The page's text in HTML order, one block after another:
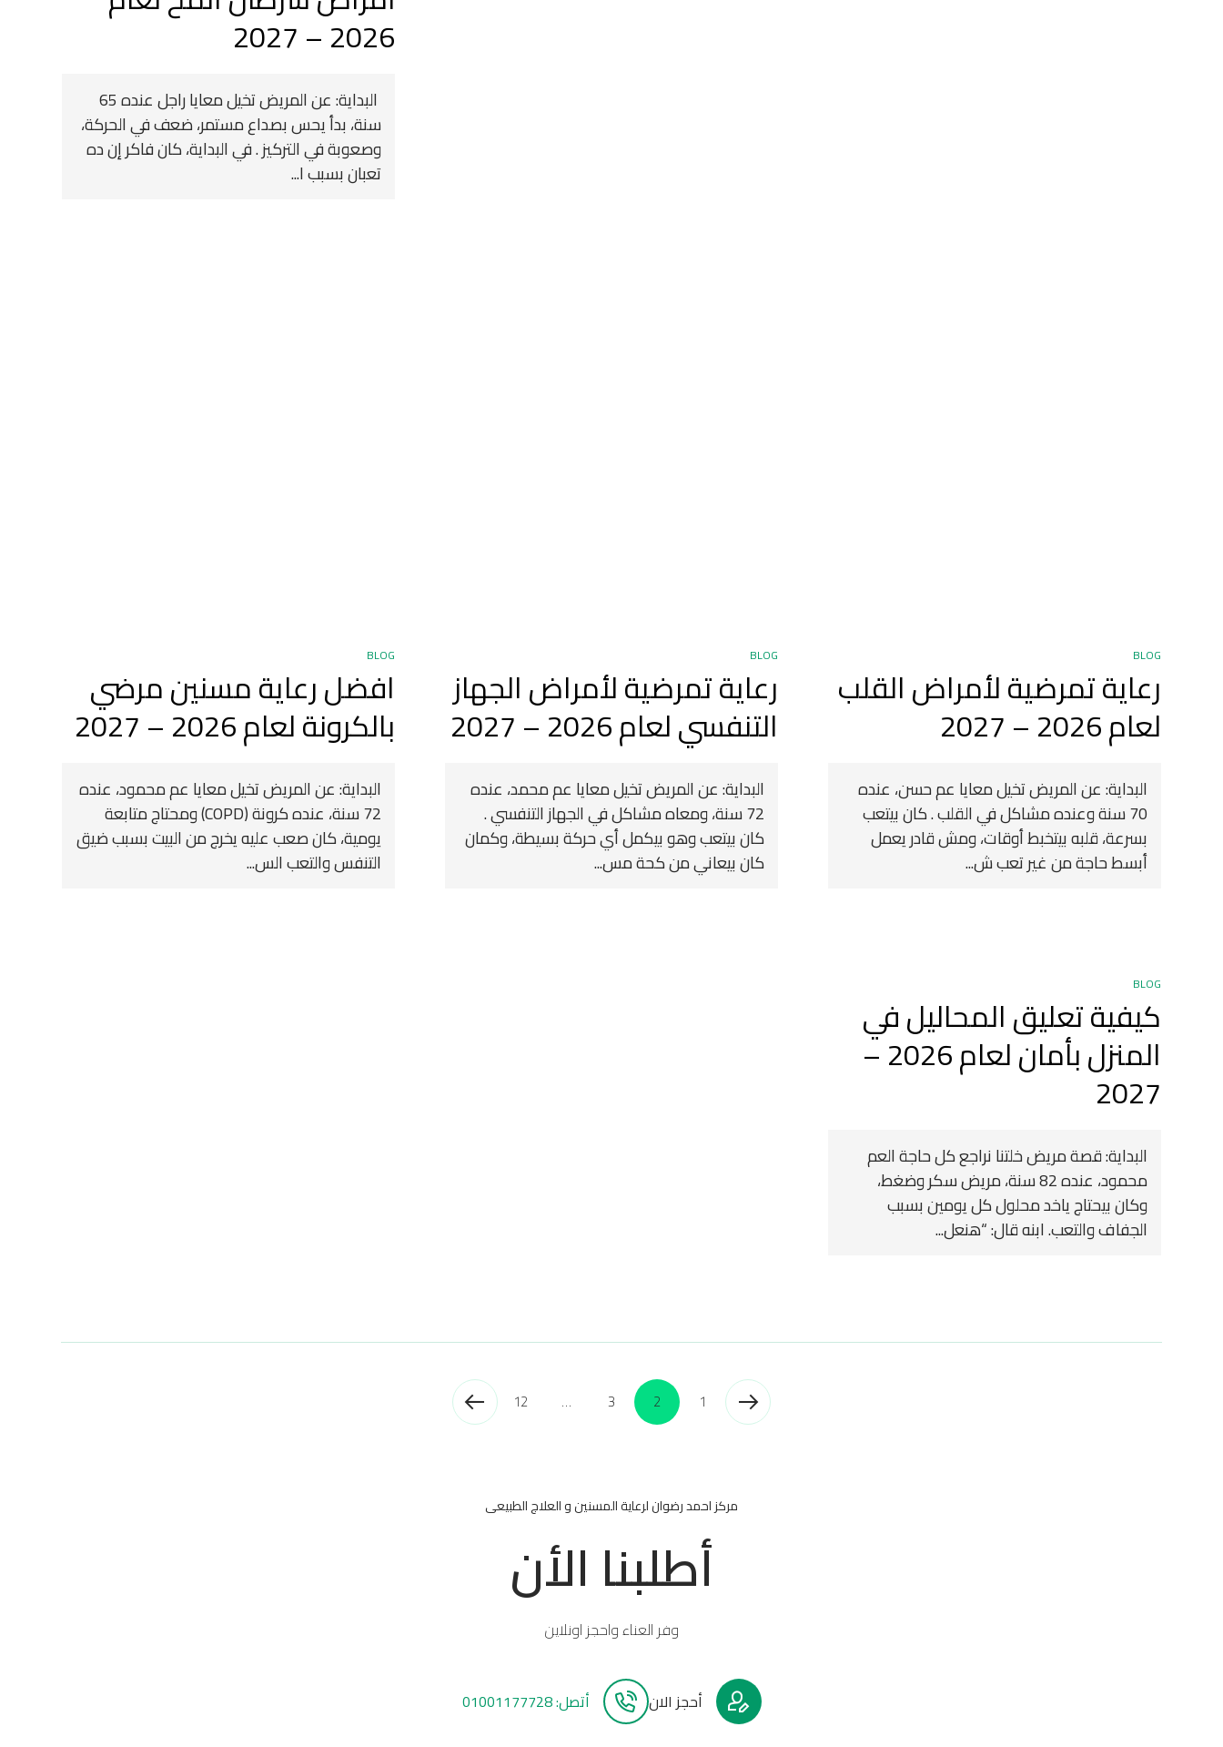
2026 – 2027
‍ البداية: عن المريض تخيل معايا راجل عنده 65
سنة، بدأ يحس بصداع مستمر، ضعف في الحركة،
وصعوبة في التركيز . في البداية، كان فاكر إن ده
تعبان بسبب ا...
BLOG
رعاية تمرضية لأمراض القلب
لعام 2026 – 2027
البداية: عن المريض تخيل معايا عم حسن، عنده
70 سنة وعنده مشاكل في القلب . كان بيتعب
بسرعة، قلبه بيتخبط أوقات، ومش قادر يعمل
أبسط حاجة من غير تعب ش...
BLOG
رعاية تمرضية لأمراض الجهاز
التنفسي لعام 2026 – 2027
البداية: عن المريض تخيل معايا عم محمد، عنده
72 سنة، ومعاه مشاكل في الجهاز التنفسي .
كان بيتعب وهو بيكمل أي حركة بسيطة، وكمان
كان بيعاني من كحة مس...
BLOG
افضل رعاية مسنين مرضي
بالكرونة لعام 2026 – 2027
البداية: عن المريض تخيل معايا عم محمود، عنده
72 سنة، عنده كرونة (COPD) ومحتاج متابعة
يومية، كان صعب عليه يخرج من البيت بسبب ضيق
التنفس والتعب الس...
BLOG
كيفية تعليق المحاليل في
المنزل بأمان لعام 2026 –
2027
البداية: قصة مريض خلتنا نراجع كل حاجة العم
محمود، عنده 82 سنة، مريض سكر وضغط،
وكان بيحتاج ياخد محلول كل يومين بسبب
الجفاف والتعب. ابنه قال: “هنعل...
1
2
3
…
12
مركز احمد رضوان لرعاية المسنين و العلاج الطبيعى
أطلبنا الأن
وفر العناء واحجز اونلاين
أحجز الان أتصل: 01001177728